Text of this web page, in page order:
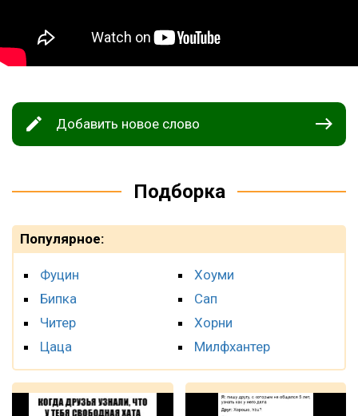
Добавить новое слово
Подборка
Популярное:
Фуцин
Бипка
Читер
Цаца
Хоуми
Сап
Хорни
Милфхантер